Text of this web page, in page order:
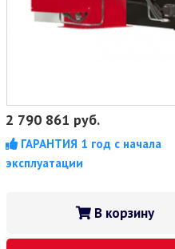
2 790 861 руб.
ГАРАНТИЯ 1 год с начала
эксплуатации
В корзину